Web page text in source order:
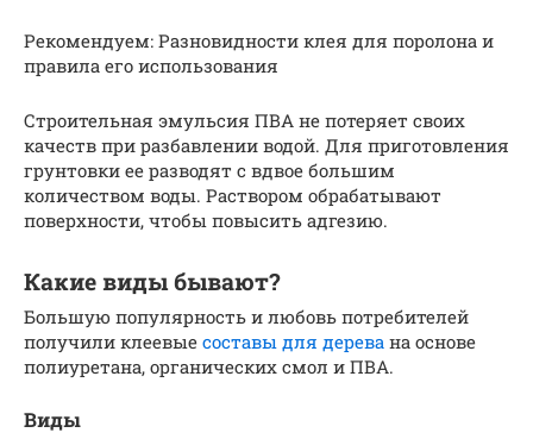
Рекомендуем: Разновидности клея для поролона и
правила его использования
Строительная эмульсия ПВА не потеряет своих
качеств при разбавлении водой. Для приготовления
грунтовки ее разводят с вдвое большим
количеством воды. Раствором обрабатывают
поверхности, чтобы повысить адгезию.
Какие виды бывают?
Большую популярность и любовь потребителей
получили клеевые составы для дерева на основе
полиуретана, органических смол и ПВА.
Виды